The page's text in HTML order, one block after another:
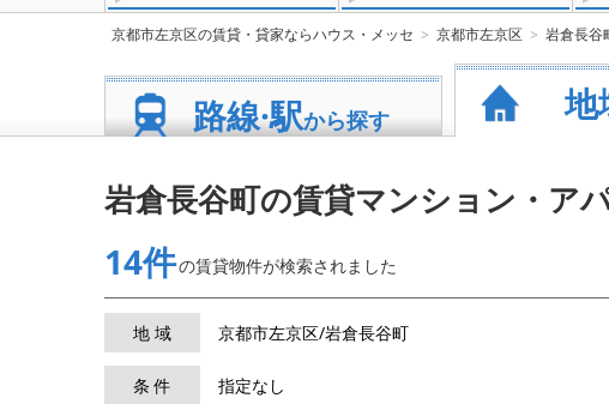
京都市左京区の賃貸・貸家ならハウス・メッセ 京都市左京区 岩倉長谷
路線·駅から探す 地
岩倉長谷町の賃貸マンション・ア
14件の賃貸物件が検索されました
地 域 京都市左京区/岩倉長谷町
条 件 指定なし